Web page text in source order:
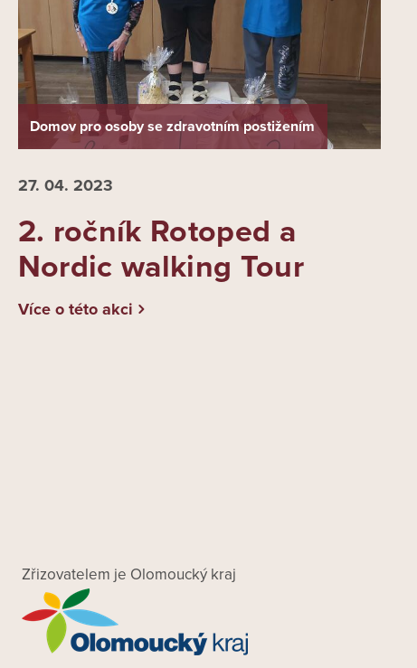
Domov pro osoby se zdravotním postižením
27. 04. 2023
2. ročník Rotoped a
Nordic walking Tour
Více o této akci
Zřizovatelem je Olomoucký kraj